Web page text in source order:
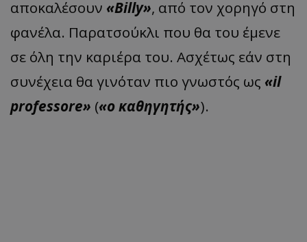
αποκαλέσουν «Billy», από τον χορηγό στη
φανέλα. Παρατσούκλι που θα του έμενε
σε όλη την καριέρα του. Ασχέτως εάν στη
συνέχεια θα γινόταν πιο γνωστός ως «il
professore» («ο καθηγητής»).